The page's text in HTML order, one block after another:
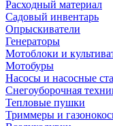
Расходный материал
Садовый инвентарь
Опрыскиватели
Генераторы
Мотоблоки и
Мотобуры
Насосы и насосные
Снегоуборочная
Тепловые пушки
Триммеры и